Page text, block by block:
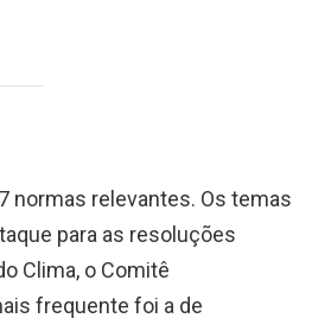
normas relevantes. Os temas
para as resoluções
Clima, o Comitê
frequente foi a de